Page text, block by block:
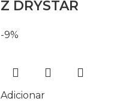
Z DRYSTAR
-9%
Adicionar